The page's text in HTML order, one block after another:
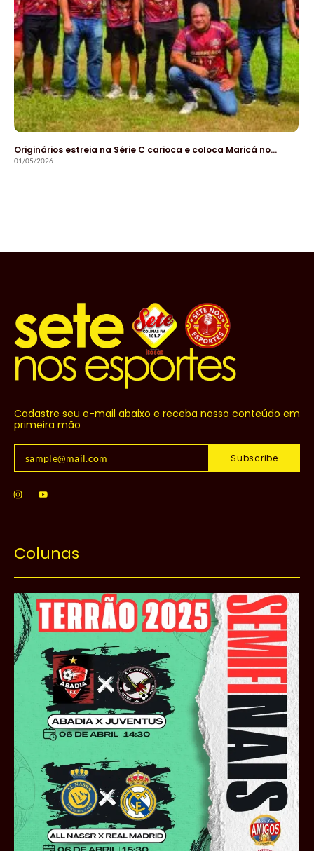
Originários estreia na Série C carioca e coloca Maricá no…
01/05/2026
Cadastre seu e-mail abaixo e receba nosso conteúdo em
primeira mão
Subscribe
Colunas